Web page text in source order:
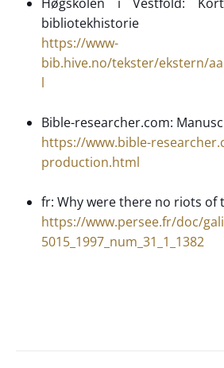
bibliotekhistorie
https://www-
bib.hive.no/tekster/ekstern/
l
Bible-researcher.com:
https://www.bible-
production.html
fr: Why were there no riots of
https://www.persee.fr/doc/
5015_1997_num_31_1_1382